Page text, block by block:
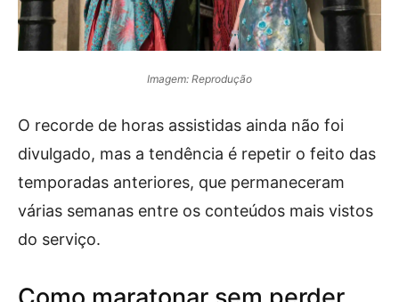
Imagem: Reprodução
O recorde de horas assistidas ainda não foi
divulgado, mas a tendência é repetir o feito das
temporadas anteriores, que permaneceram
várias semanas entre os conteúdos mais vistos
do serviço.